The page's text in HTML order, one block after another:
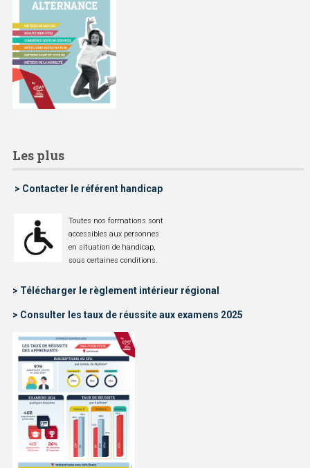
Les plus
> Contacter le référent handicap
Toutes nos formations sont
accessibles aux personnes
en situation de handicap,
sous certaines conditions.
> Télécharger le règlement intérieur régional
> Consulter les taux de réussite aux examens 2025